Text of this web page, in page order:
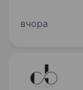
волосся,
вчора